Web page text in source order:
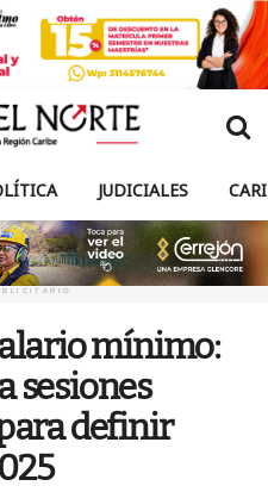
JUDICIALES
mínimo:
sesiones
definir